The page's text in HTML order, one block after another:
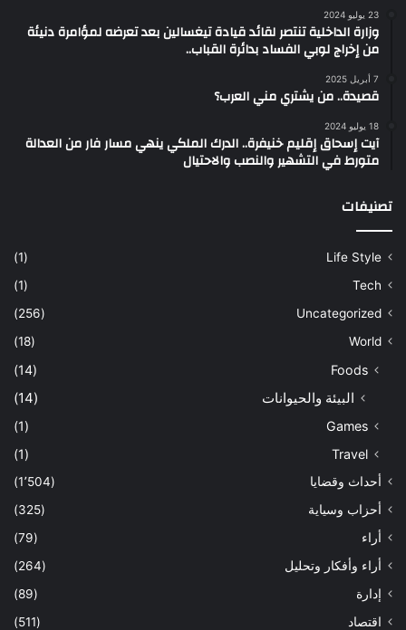
23 يوليو 2024
وزارة الداخلية تنتصر لقائد قيادة تيغسالين بعد تعرضه لمؤامرة دنيئة
من إخراج لوبي الفساد بدائرة القباب..
7 أبريل 2025
قصيدة.. من يشتري مني العرب؟
18 يوليو 2024
آيت إسحاق إقليم خنيفرة.. الدرك الملكي ينهي مسار فار من العدالة
متورط في التشهير والنصب والاحتيال
تصنيفات
Life Style
(1)
Tech
(1)
Uncategorized
(256)
World
(18)
Foods
(14)
البيئة والحيوانات (14)
Games
(1)
Travel
(1)
أحداث وقضايا
(1٬504)
أحزاب وسياية
(325)
أراء
(79)
أراء وأفكار وتحليل
(264)
إدارة
(89)
اقتصاد
(511)